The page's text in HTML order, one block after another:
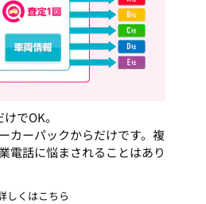
でOK。
カーパックからだけです。複
電話に悩まされることはあり
しくはこちら